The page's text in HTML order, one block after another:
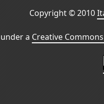
Copyright © 2010
a Creative